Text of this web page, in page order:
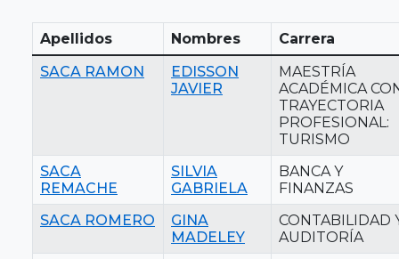
Apellidos Nombres
Carrera
SACA RAMON
EDISSON
JAVIER
MAESTRÍA
ACADÉMICA
TRAYECTORIA
PROFESIONAL:
TURISMO
SACA
REMACHE
SILVIA
GABRIELA
BANCA Y
FINANZAS
SACA ROMERO
GINA
MADELEY
CONTABILIDAD
AUDITORÍA